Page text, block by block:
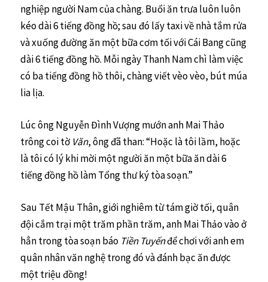
nghiệp người Nam của chàng. Buổi ăn trưa luôn luôn
kéo dài 6 tiếng đồng hồ; sau đó lấy taxi về nhà tắm rửa
và xuống đường ăn một bữa cơm tối với Cái Bang cũng
dài 6 tiếng đồng hồ. Mỗi ngày Thanh Nam chì làm việc
có ba tiếng đồng hồ thôi, chàng viết vèo vèo, bút múa
lia lịa.
Lúc ông Nguyễn Đình Vượng mướn anh Mai Thảo
trông coi tờ Văn, ông đã than: “Hoặc là tôi lầm, hoặc
là tôi có lý khi mời một người ăn một bữa ăn dài 6
tiếng đồng hồ làm Tổng thư ký tòa soạn.”
Sau Tết Mậu Thân, giới nghiêm từ tám giờ tối, quân
đội cắm trại một trăm phần trăm, anh Mai Thảo vào ở
hẳn trong tòa soạn báo Tiền Tuyếnđể chơi với anh em
quân nhân văn nghệ trong đó và đánh bạc ăn được
một triệu đồng!